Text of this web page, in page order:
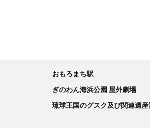
おもろまち駅
ぎのわん海浜公園 屋外劇場
琉球王国のグスク及び関連遺産